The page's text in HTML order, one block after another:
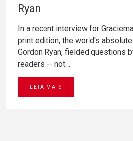
Ryan
In a recent interview for
print edition, the world's
Gordon Ryan, fielded questions
readers -- not…
LEIA MAIS